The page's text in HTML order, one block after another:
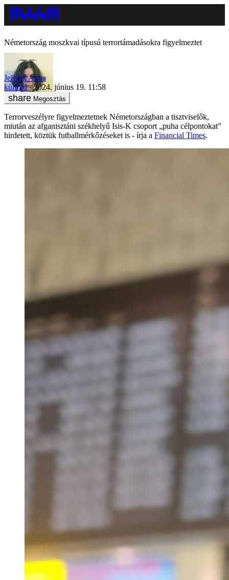
Németország moszkvai típusú terrortámadásokra figyelmeztet
Jelinek Anna
külföld
2024. június 19. 11:58
Megosztás
Terrorveszélyre figyelmeztetnek Németországban a tisztviselők,
miután az afganisztáni székhelyű Isis-K csoport „puha célpontokat”
hirdetett, köztük futballmérkőzéseket is - írja a Financial Times.